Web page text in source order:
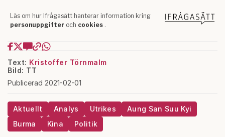
Text: Kristoffer Törnmalm
Bild: TT
Publicerad 2021-02-01
Aktuellt Analys Utrikes
Aung San Suu Kyi
Burma
Kina Politik